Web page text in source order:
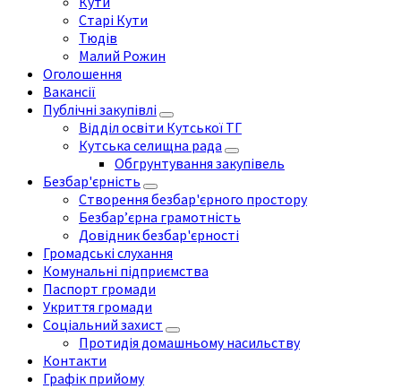
Старі Кути
Тюдів
Малий Рожин
Оголошення
Вакансії
Публічні закупівлі
Відділ освіти Кутської ТГ
Кутська селищна рада
Обгрунтування закупівель
Безбар'єрність
Створення безбар'єрного простору
Безбар’єрна грамотність
Довідник безбар'єрності
Громадські слухання
Комунальні підприємства
Паспорт громади
Укриття громади
Соціальний захист
Протидія домашньому насильству
Контакти
Графік прийому